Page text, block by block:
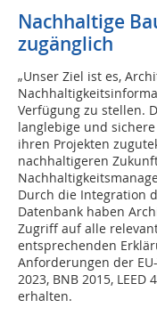
Nachhaltige
zugänglich
„Unser Ziel ist es,
Verfügung zu stellen.
langlebige und
ihren Projekten
nachhaltigeren
Durch die Integration
Datenbank haben
Zugriff auf alle
entsprechenden
Anforderungen der
2023, BNB 2015, LEED
erhalten.